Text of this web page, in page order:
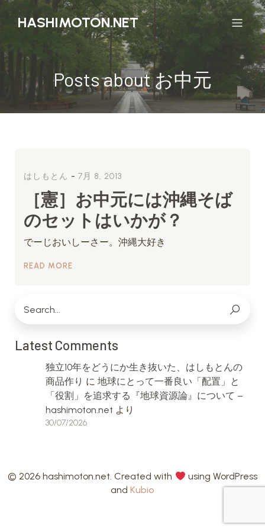
HASHIMOTON.NET
Posts about お中元
はしもとん - 7月 8, 2013
［憲］お中元には沖縄そば
のセットはいかが？
でーじおいしーさー。沖縄大好き
READ MORE
Latest Comments
独立10年をどうにか生き抜いた、はしもとんの
商品作り に 地球にとって一番良い「配置」と
「役割」を追求する『地球資源論』について –
hashimoton.net より
30/07/2026
© 2026 hashimoton.net. Created with
using WordPress
and Kubio